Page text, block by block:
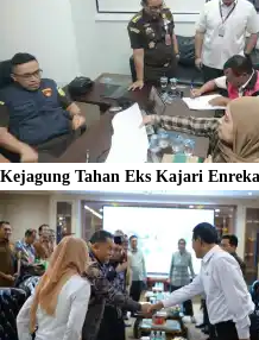
Kejagung Tahan Eks Kajari